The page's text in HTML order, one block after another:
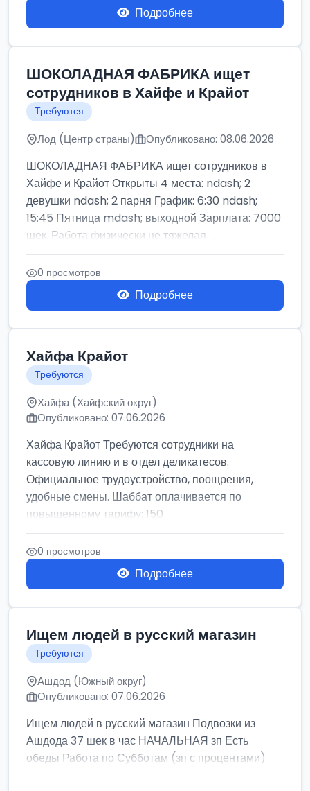
Подробнее
ШОКОЛАДНАЯ ФАБРИКА ищет
сотрудников в Хайфе и Крайот
Требуются
Лод (Центр страны) Опубликовано: 08.06.2026
ШОКОЛАДНАЯ ФАБРИКА ищет сотрудников в
Хайфе и Крайот Открыты 4 места: ndash; 2
девушки ndash; 2 парня График: 6:30 ndash;
15:45 Пятница mdash; выходной Зарплата: 7000
шек. Работа физически не тяжелая ...
0 просмотров
Подробнее
Хайфа Крайот
Требуются
Хайфа (Хайфский округ)
Опубликовано: 07.06.2026
Хайфа Крайот Требуются сотрудники на
кассовую линию и в отдел деликатесов.
Официальное трудоустройство, поощрения,
удобные смены. Шаббат оплачивается по
повышенному тарифу: 150
0 просмотров
Подробнее
Ищем людей в русский магазин
Требуются
Ашдод (Южный округ)
Опубликовано: 07.06.2026
Ищем людей в русский магазин Подвозки из
Ашдода 37 шек в час НАЧАЛЬНАЯ зп Есть
обеды Работа по Субботам (зп с процентами)